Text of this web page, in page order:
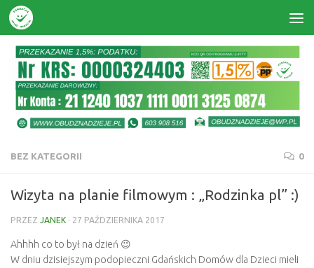
Skip to content
BEZ KATEGORII 0
Wizyta na planie filmowym : „Rodzinka pl” :)
PRZEZ JANEK · 27 PAŹDZIERNIKA 2017
Ahhhh co to był na dzień 😉
W dniu dzisiejszym podopieczni Gdańskich Domów dla Dzieci mieli